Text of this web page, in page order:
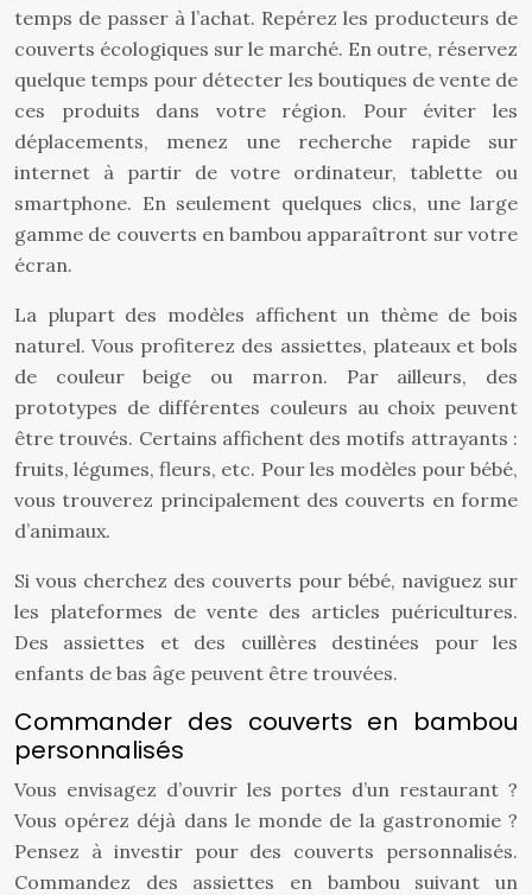
temps de passer à l’achat. Repérez les producteurs de
couverts écologiques sur le marché. En outre, réservez
quelque temps pour détecter les boutiques de vente de
ces produits dans votre région. Pour éviter les
déplacements, menez une recherche rapide sur
internet à partir de votre ordinateur, tablette ou
smartphone. En seulement quelques clics, une large
gamme de couverts en bambou apparaîtront sur votre
écran.
La plupart des modèles affichent un thème de bois
naturel. Vous profiterez des assiettes, plateaux et bols
de couleur beige ou marron. Par ailleurs, des
prototypes de différentes couleurs au choix peuvent
être trouvés. Certains affichent des motifs attrayants :
fruits, légumes, fleurs, etc. Pour les modèles pour bébé,
vous trouverez principalement des couverts en forme
d’animaux.
Si vous cherchez des couverts pour bébé, naviguez sur
les plateformes de vente des articles puéricultures.
Des assiettes et des cuillères destinées pour les
enfants de bas âge peuvent être trouvées.
Commander des couverts en bambou
personnalisés
Vous envisagez d’ouvrir les portes d’un restaurant ?
Vous opérez déjà dans le monde de la gastronomie ?
Pensez à investir pour des couverts personnalisés.
Commandez des assiettes en bambou suivant un